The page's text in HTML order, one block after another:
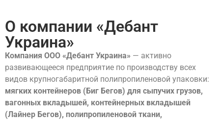
О компании «Дебант
Украина»
Компания ООО «Дебант Украина» — активно
развивающееся предприятие по производству всех
видов крупногабаритной полипропиленовой упаковки:
мягких контейнеров (Биг Бегов) для сыпучих грузов,
вагонных вкладышей, контейнерных вкладышей
(Лайнер Бегов), полипропиленовой ткани,